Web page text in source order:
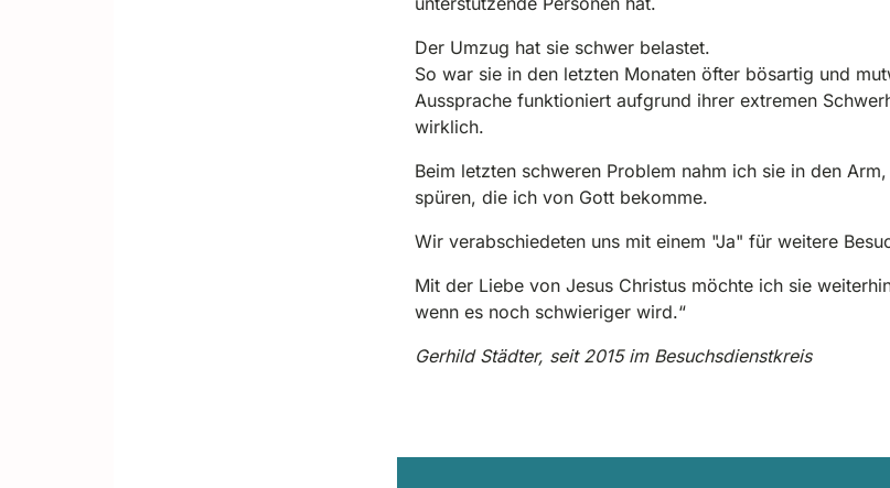
Der Umzug hat sie schwer belastet.
So war sie in den letzten Monaten öfter bösartig und
Aussprache funktioniert aufgrund ihrer extremen
wirklich.
Beim letzten schweren Problem nahm ich sie in den
spüren, die ich von Gott bekomme.
Wir verabschiedeten uns mit einem "Ja" für weitere
Mit der Liebe von Jesus Christus möchte ich sie
wenn es noch schwieriger wird.“
Gerhild Städter, seit 2015 im Besuchsdienstkreis